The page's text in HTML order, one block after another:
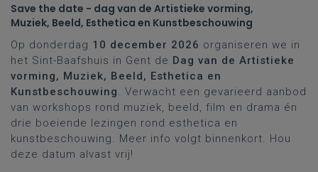
Save the date - dag van de Artistieke vorming,
Muziek, Beeld, Esthetica en Kunstbeschouwing
Op donderdag 10 december 2026 organiseren we in
het Sint-Baafshuis in Gent de Dag van de Artistieke
vorming, Muziek, Beeld, Esthetica en
Kunstbeschouwing. Verwacht een gevarieerd aanbod
van workshops rond muziek, beeld, film en drama én
drie boeiende lezingen rond esthetica en
kunstbeschouwing. Meer info volgt binnenkort. Hou
deze datum alvast vrij!